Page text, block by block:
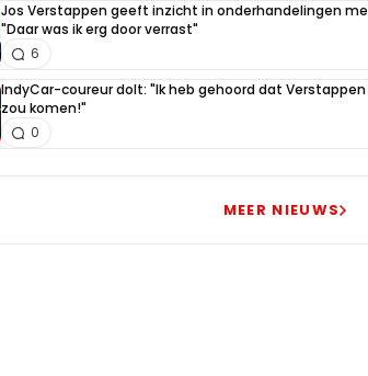
Jos Verstappen geeft inzicht in onderhandelingen
"Daar was ik erg door verrast"
6
IndyCar-coureur dolt: "Ik heb gehoord dat
zou komen!"
0
MEER NIEUWS